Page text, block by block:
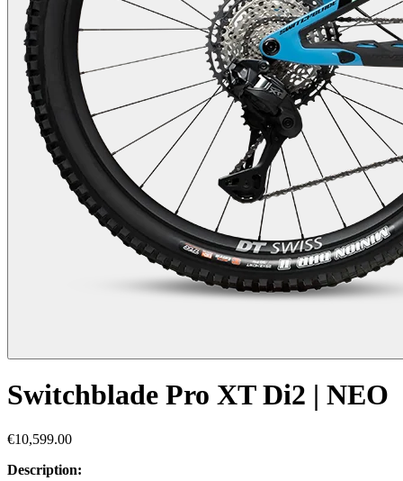
Switchblade Pro XT Di2 | NEO
€10,599.00
Description: